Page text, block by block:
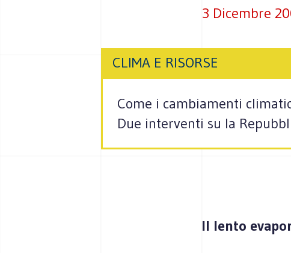
3 Dicembre
CLIMA E RISORSE
Come i cambiamenti
Due interventi su la
Il lento